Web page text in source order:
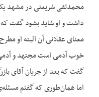
محمدتقی شریعتی در مشهد یک
داشت و او شاید بشود گفت
معنای عقلانی آن البته او
خوب آدمی است مجتهد و
گفت که بعد از جریان آقای
اما همان‌طوری که گفتم